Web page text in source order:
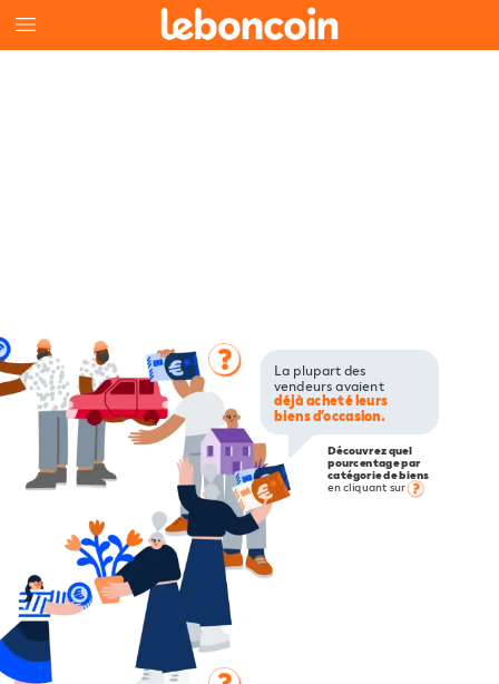
La plupartdes
vendeursavaient
déjàachetéleurs
biensd’occasion.
Découvrezquel
pourcentagepar
catégoriedebiens
encliquant sur